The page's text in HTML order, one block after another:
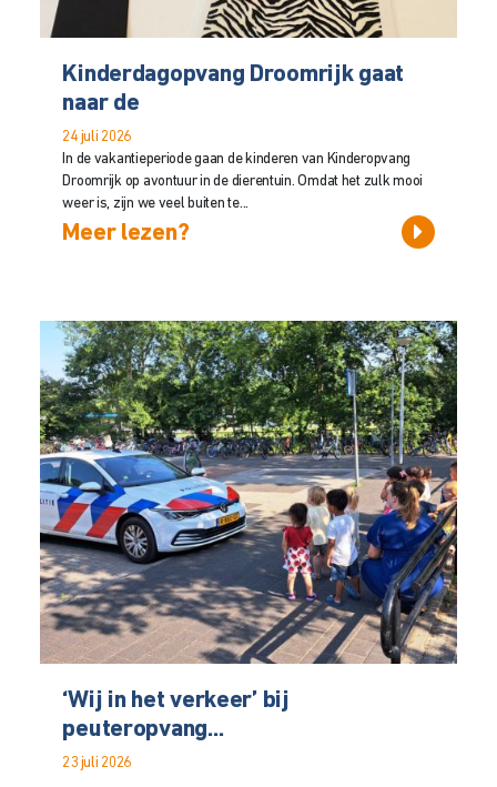
Kinderdagopvang Droomrijk gaat
naar de
24 juli 2026
In de vakantieperiode gaan de kinderen van Kinderopvang
Droomrijk op avontuur in de dierentuin. Omdat het zulk mooi
weer is, zijn we veel buiten te...
Meer lezen?
‘Wij in het verkeer’ bij
peuteropvang...
23 juli 2026